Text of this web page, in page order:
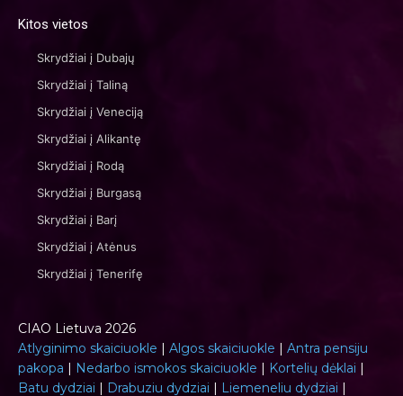
Kitos vietos
Skrydžiai į Dubajų
Skrydžiai į Taliną
Skrydžiai į Veneciją
Skrydžiai į Alikantę
Skrydžiai į Rodą
Skrydžiai į Burgasą
Skrydžiai į Barį
Skrydžiai į Atėnus
Skrydžiai į Tenerifę
CIAO Lietuva 2026
Atlyginimo skaiciuokle
Algos skaiciuokle
Antra pensiju
pakopa
Nedarbo ismokos skaiciuokle Kortelių dėklai
Batu dydziai
Drabuziu dydziai Liemeneliu dydziai